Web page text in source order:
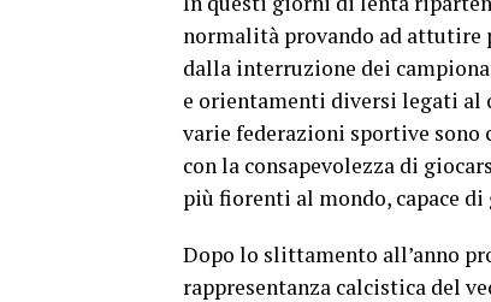
normalità provando ad
dalla interruzione dei
e orientamenti diversi legati al
varie federazioni sportive
con la consapevolezza di
più fiorenti al mondo, capace
Dopo lo slittamento all’anno
rappresentanza calcistica del